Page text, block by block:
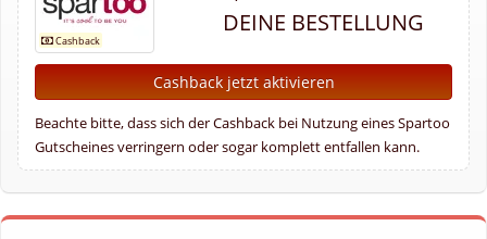
DEINE BESTELLUNG
Cashback jetzt aktivieren
Beachte bitte, dass sich der Cashback bei Nutzung eines Spartoo
Gutscheines verringern oder sogar komplett entfallen kann.